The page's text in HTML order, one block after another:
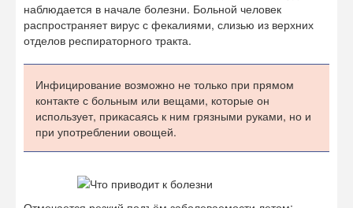
наблюдается в начале болезни. Больной человек
распространяет вирус с фекалиями, слизью из верхних
отделов респираторного тракта.
Инфицирование возможно не только при прямом
контакте с больным или вещами, которые он
использует, прикасаясь к ним грязными руками, но и
при употреблении овощей.